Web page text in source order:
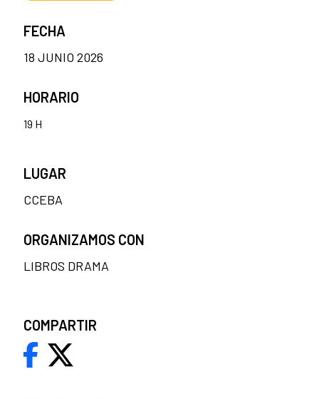
FECHA
18 JUNIO 2026
HORARIO
19 H
LUGAR
CCEBA
ORGANIZAMOS CON
LIBROS DRAMA
COMPARTIR